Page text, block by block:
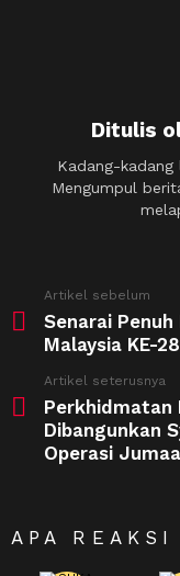
Ditulis
Kadang-kadang
Mengumpul
more
Artikel sebelum
Senarai
Malaysia KE-
Artikel seterusnya
Perkhidmatan
Dibangunkan
Operasi
APA REAKSI